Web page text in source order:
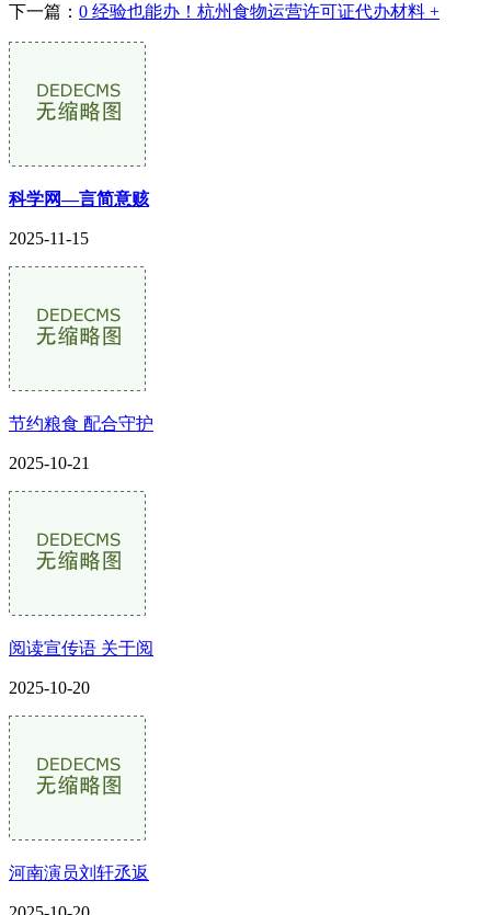
下一篇： 0 经验也能办！杭州食物运营许可证代办材料 +
科学网—言简意赅
2025-11-15
节约粮食 配合守护
2025-10-21
阅读宣传语 关于阅
2025-10-20
河南演员刘轩丞返